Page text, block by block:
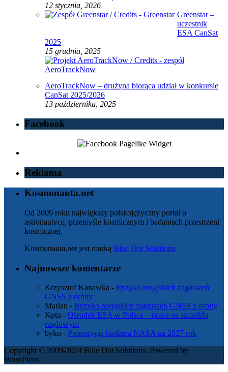
12 stycznia, 2026
Greenstar –
uczestnik
ESA CanSat
2025
15 grudnia, 2025
AeroTrackNow – drużyna biorąca udział w konkursie
CanSat 2025/2026
13 października, 2025
Facebook
Reklama
Kosmonauta.net
Od 2009 roku największy polskojęzyczny portal o
astronautyce, przemyśle kosmicznym i badaniach przestrzeni
kosmicznej.
Kosmonauta.net jest marką Blue Dot Solutions.
Najnowsze komentarze
Krzysztof Kanawka - Ryzyko rosyjskich zagłuszeń
GNSS z orbity
Marian - Ryzyko rosyjskich zagłuszeń GNSS z orbity
Kptn - Ośrodek ESA w Polsce – prace na szczeblu
rządowym
byko - Propozycja budżetu NASA na 2027 rok
Copyright © 2009-2024 Blue Dot Solutions. Powered by
WordPress.